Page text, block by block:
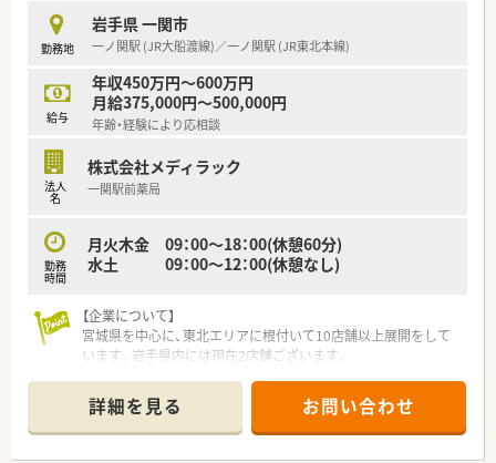
【法人特徴について】
■国内の小売業でトップクラスのシェアを誇る大手グループの
一員であり、安定した経営基盤のもとで安心して長く働けます。
■ショッピングセンターを地域医療の拠点と捉えており、調剤だ
けでなく健康をトータルサポートする店舗展開を行っていま
す。
■ヘルス＆ビューティーケア事業を中核に位置付け、地域のニー
す。
勤務地
岩手県 一関市
一ノ関駅 (JR大船渡線)／一ノ関駅 (JR東北本線)
給与
年収450万円～600万円
月給375,000円～500,000円
年齢・経験により応相談
法人
名
株式会社メディラック
一関駅前薬局
勤務
時間
月火木金 09：00～18：00(休憩60分)
水土 09：00～12：00(休憩なし)
【企業について】
宮城県を中心に、東北エリアに根付いて10店舗以上展開をして
います。岩手県内には現在2店舗ございます。
です。
調剤薬局の運営にとどまらず、福祉・介護事業にも参入してお
り、会社としての安定感もございます。
詳細を見る お問い合わせ